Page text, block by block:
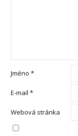
Jméno*
E-mail*
Webová stránka